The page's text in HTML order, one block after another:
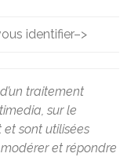
identifier–>
traitement
sur le
et sont utilisées
et répondre